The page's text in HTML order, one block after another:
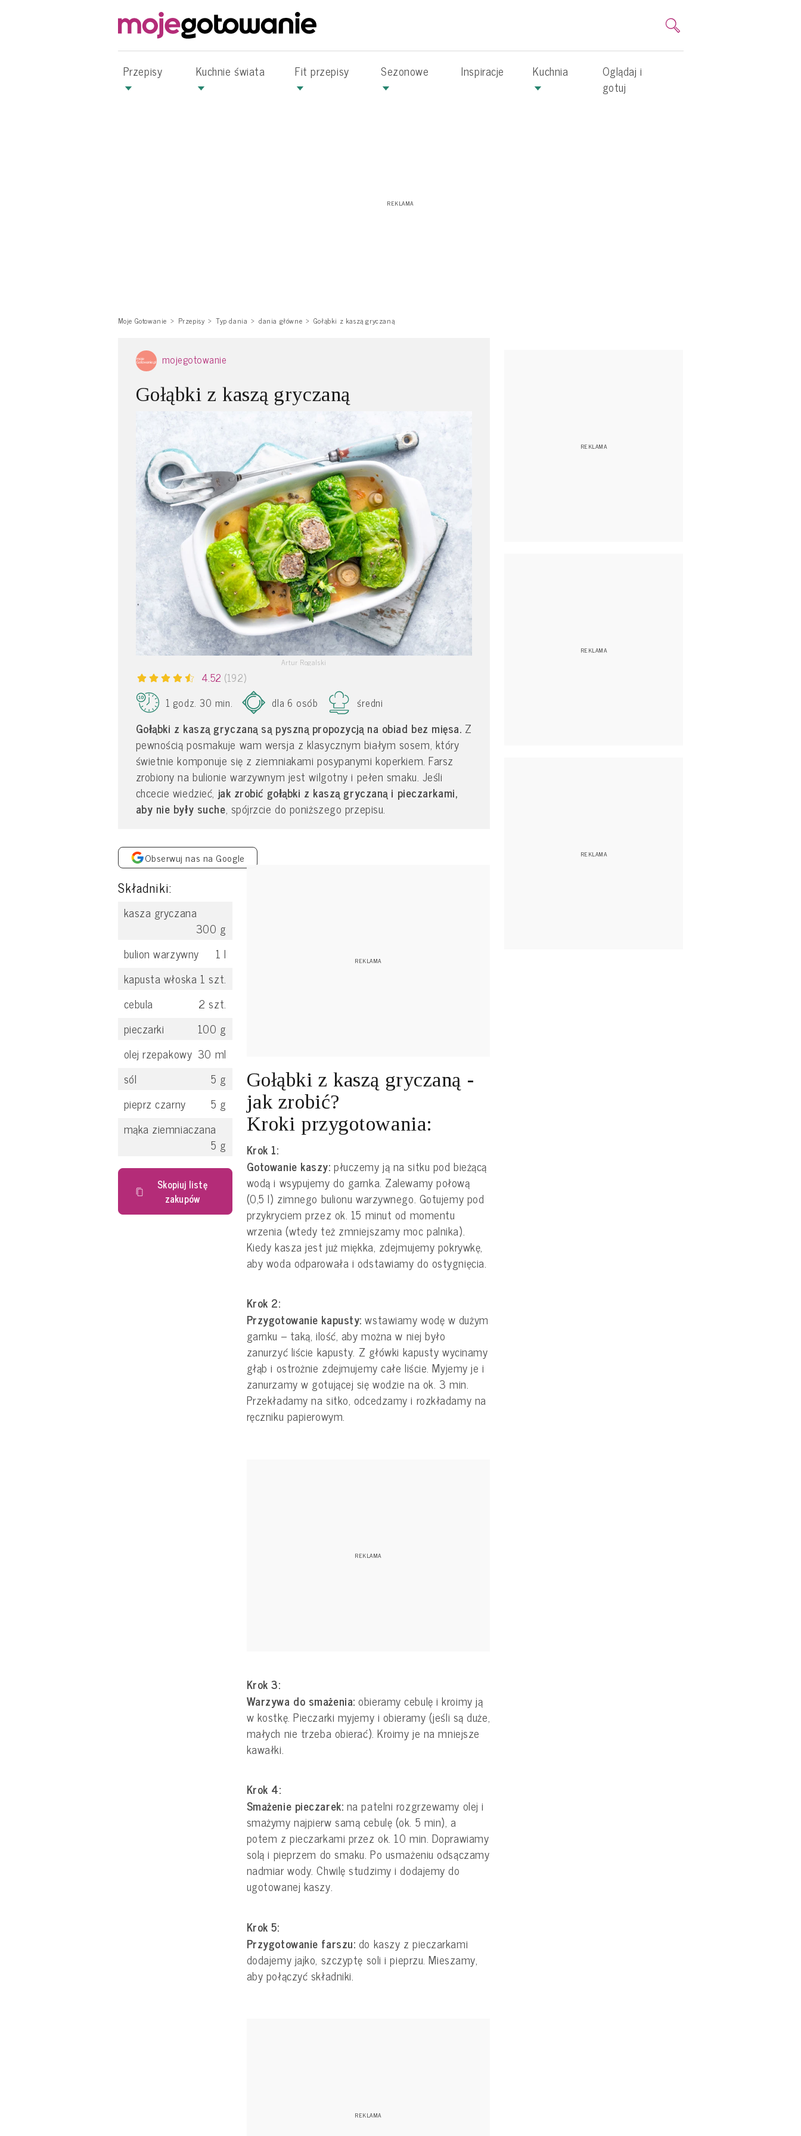
Przepisy Kuchnie świata Fit przepisy Sezonowe Inspiracje Kuchnia
Oglądaj i
gotuj
Moje Gotowanie Przepisy Typ dania dania główne Gołąbki z kaszą gryczaną
mojegotowanie
Gołąbki z kaszą gryczaną
Artur Rogalski
4.52 (192)
1 godz. 30 min.
dla 6 osób średni
Gołąbki z kaszą gryczaną są pyszną propozycją na obiad bez mięsa. Z
pewnością posmakuje wam wersja z klasycznym białym sosem, który
świetnie komponuje się z ziemniakami posypanymi koperkiem. Farsz
zrobiony na bulionie warzywnym jest wilgotny i pełen smaku. Jeśli
chcecie wiedzieć, jak zrobić gołąbki z kaszą gryczaną i pieczarkami,
aby nie były suche, spójrzcie do poniższego przepisu.
Obserwuj nas na Google
Składniki:
kasza gryczana
300 g
bulion warzywny
1 l
kapusta włoska 1 szt.
cebula
2 szt.
pieczarki
100 g
olej rzepakowy 30 ml
sól
5 g
pieprz czarny
5 g
mąka ziemniaczana
5 g
Skopiuj listę
zakupów
Gołąbki z kaszą gryczaną -
jak zrobić?
Kroki przygotowania:
Krok 1:
Gotowanie kaszy:płuczemy ją na sitku pod bieżącą
wodą i wsypujemy do garnka. Zalewamy połową
(0,5 l) zimnego bulionu warzywnego. Gotujemy pod
przykryciem przez ok. 15 minut od momentu
wrzenia (wtedy też zmniejszamy moc palnika).
Kiedy kasza jest już miękka, zdejmujemy pokrywkę,
aby woda odparowała i odstawiamy do ostygnięcia.
Krok 2:
Przygotowanie kapusty:wstawiamy wodę w dużym
garnku – taką, ilość, aby można w niej było
zanurzyć liście kapusty. Z główki kapusty wycinamy
głąb i ostrożnie zdejmujemy całe liście. Myjemy je i
zanurzamy w gotującej się wodzie na ok. 3 min.
Przekładamy na sitko, odcedzamy i rozkładamy na
ręczniku papierowym.
Krok 3:
Warzywa do smażenia:obieramy cebulę i kroimy ją
w kostkę. Pieczarki myjemy i obieramy (jeśli są duże,
małych nie trzeba obierać). Kroimy je na mniejsze
kawałki.
Krok 4:
Smażenie pieczarek: na patelni rozgrzewamy olej i
smażymy najpierw samą cebulę (ok. 5 min), a
potem z pieczarkami przez ok. 10 min. Doprawiamy
solą i pieprzem do smaku. Po usmażeniu odsączamy
nadmiar wody. Chwilę studzimy i dodajemy do
ugotowanej kaszy.
Krok 5:
Przygotowanie farszu: do kaszy z pieczarkami
dodajemy jajko, szczyptę soli i pieprzu. Mieszamy,
aby połączyć składniki.